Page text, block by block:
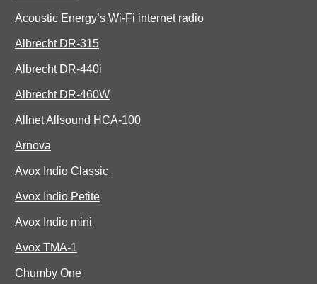
Acoustic Energy’s Wi-Fi internet radio
Albrecht DR-315
Albrecht DR-440i
Albrecht DR-460W
Allnet Allsound HCA-100
Arnova
Avox Indio Classic
Avox Indio Petite
Avox Indio mini
Avox TMA-1
Chumby One